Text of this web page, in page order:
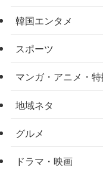
韓国エンタメ
スポーツ
マンガ・アニメ・
地域ネタ
グルメ
ドラマ・映画